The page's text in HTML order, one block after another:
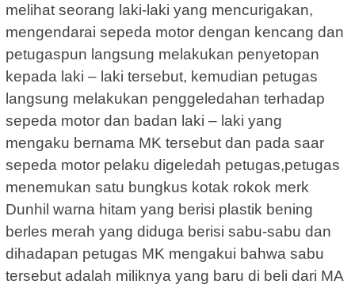
melihat seorang laki-laki yang mencurigakan,
mengendarai sepeda motor dengan kencang dan
petugaspun langsung melakukan penyetopan
kepada laki – laki tersebut, kemudian petugas
langsung melakukan penggeledahan terhadap
sepeda motor dan badan laki – laki yang
mengaku bernama MK tersebut dan pada saar
sepeda motor pelaku digeledah petugas,petugas
menemukan satu bungkus kotak rokok merk
Dunhil warna hitam yang berisi plastik bening
berles merah yang diduga berisi sabu-sabu dan
dihadapan petugas MK mengakui bahwa sabu
tersebut adalah miliknya yang baru di beli dari MA